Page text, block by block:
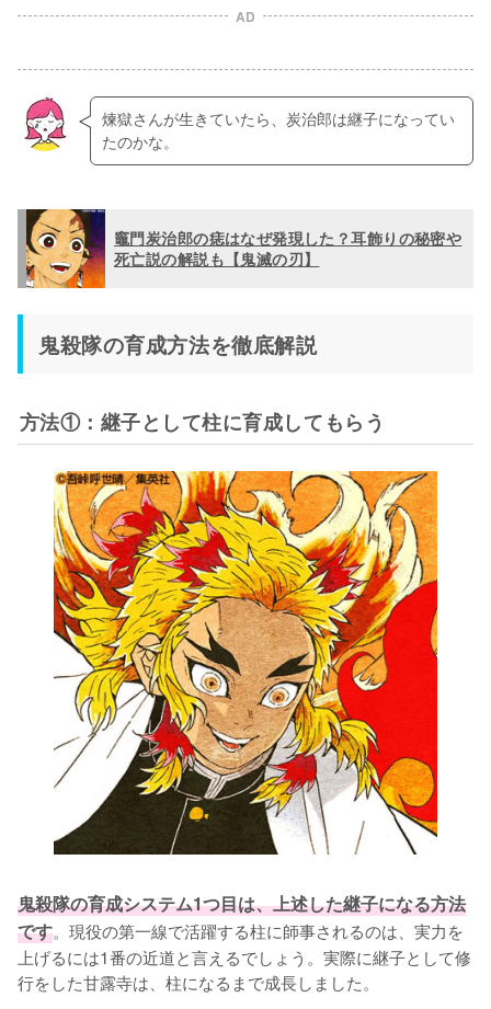
AD
煉獄さんが生きていたら、炭治郎は継子になってい
たのかな。
竈門炭治郎の痣はなぜ発現した？耳飾りの秘密や
死亡説の解説も【鬼滅の刃】
鬼殺隊の育成方法を徹底解説
方法①：継子として柱に育成してもらう
鬼殺隊の育成システム1つ目は、上述した継子になる方法
です。現役の第一線で活躍する柱に師事されるのは、実力を
上げるには1番の近道と言えるでしょう。実際に継子として修
行をした甘露寺は、柱になるまで成長しました。